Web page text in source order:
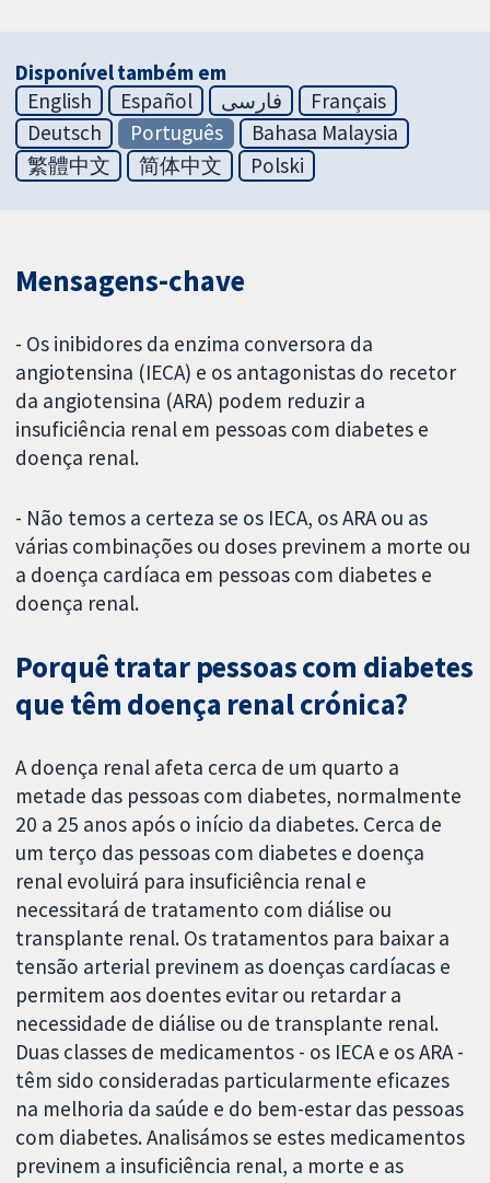
Disponível também em
English
Español فارسی
Français
Deutsch
Português
Bahasa Malaysia
繁體中文
简体中文 Polski
Mensagens-chave
- Os inibidores da enzima conversora da
angiotensina (IECA) e os antagonistas do recetor
da angiotensina (ARA) podem reduzir a
insuficiência renal em pessoas com diabetes e
doença renal.
- Não temos a certeza se os IECA, os ARA ou as
várias combinações ou doses previnem a morte ou
a doença cardíaca em pessoas com diabetes e
doença renal.
Porquê tratar pessoas com diabetes
que têm doença renal crónica?
A doença renal afeta cerca de um quarto a
metade das pessoas com diabetes, normalmente
20 a 25 anos após o início da diabetes. Cerca de
um terço das pessoas com diabetes e doença
renal evoluirá para insuficiência renal e
necessitará de tratamento com diálise ou
transplante renal. Os tratamentos para baixar a
tensão arterial previnem as doenças cardíacas e
permitem aos doentes evitar ou retardar a
necessidade de diálise ou de transplante renal.
Duas classes de medicamentos - os IECA e os ARA -
têm sido consideradas particularmente eficazes
na melhoria da saúde e do bem-estar das pessoas
com diabetes. Analisámos se estes medicamentos
previnem a insuficiência renal, a morte e as